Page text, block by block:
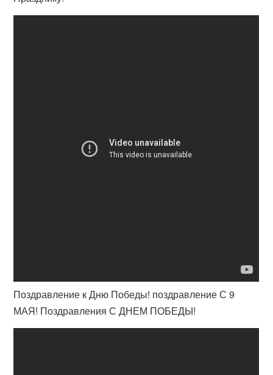
Поздравление к Дню Победы! поздравление С 9
МАЯ! Поздравления С ДНЕМ ПОБЕДЫ!